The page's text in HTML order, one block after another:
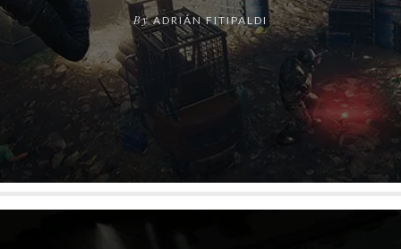
By ADRIÁN FITIPALDI